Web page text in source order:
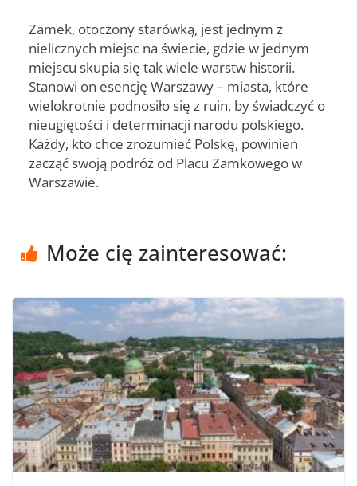
Zamek, otoczony starówką, jest jednym z
nielicznych miejsc na świecie, gdzie w jednym
miejscu skupia się tak wiele warstw historii.
Stanowi on esencję Warszawy – miasta, które
wielokrotnie podnosiło się z ruin, by świadczyć o
nieugiętości i determinacji narodu polskiego.
Każdy, kto chce zrozumieć Polskę, powinien
zacząć swoją podróż od Placu Zamkowego w
Warszawie.
Może cię zainteresować: